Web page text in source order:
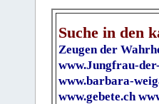
Suche in den
Zeugen der
www.Jungfrau-
www.barbara-
www.gebete.ch